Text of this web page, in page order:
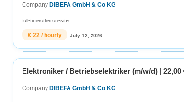
CompanyDIBEFA GmbH & Co KG
full-timeotheron-site
€ 22 / hourly July 12, 2026
Elektroniker / Betriebselektriker (m/w/d) |
CompanyDIBEFA GmbH & Co KG